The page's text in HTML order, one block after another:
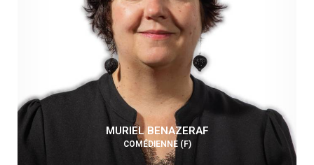
MURIEL BENAZERAF
COMÉDIENNE (F)